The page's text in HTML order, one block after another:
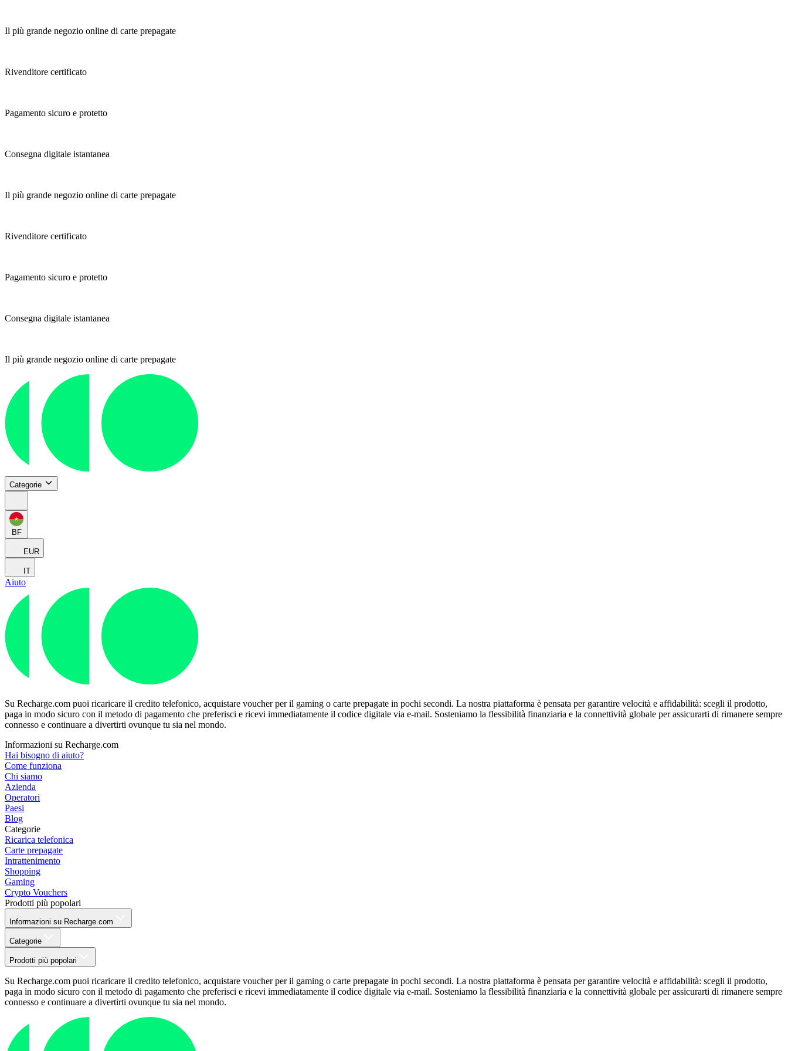
Il più grande negozio online di carte prepagate
Rivenditore certificato
Pagamento sicuro e protetto
Consegna digitale istantanea
Il più grande negozio online di carte prepagate
Rivenditore certificato
Pagamento sicuro e protetto
Consegna digitale istantanea
Il più grande negozio online di carte prepagate
Categorie
BF
EUR
IT
Aiuto
Su Recharge.com puoi ricaricare il credito telefonico, acquistare voucher per il gaming o carte prepagate in pochi secondi. La nostra piattaforma è pensata per garantire velocità e affidabilità: scegli il prodotto,
paga in modo sicuro con il metodo di pagamento che preferisci e ricevi immediatamente il codice digitale via e-mail. Sosteniamo la flessibilità finanziaria e la connettività globale per assicurarti di rimanere sempre
connesso e continuare a divertirti ovunque tu sia nel mondo.
Informazioni su Recharge.com
Hai bisogno di aiuto?
Come funziona
Chi siamo
Azienda
Operatori
Paesi
Blog
Categorie
Ricarica telefonica
Carte prepagate
Intrattenimento
Shopping
Gaming
Crypto Vouchers
Prodotti più popolari
Informazioni su Recharge.com
Categorie
Prodotti più popolari
Su Recharge.com puoi ricaricare il credito telefonico, acquistare voucher per il gaming o carte prepagate in pochi secondi. La nostra piattaforma è pensata per garantire velocità e affidabilità: scegli il prodotto,
paga in modo sicuro con il metodo di pagamento che preferisci e ricevi immediatamente il codice digitale via e-mail. Sosteniamo la flessibilità finanziaria e la connettività globale per assicurarti di rimanere sempre
connesso e continuare a divertirti ovunque tu sia nel mondo.